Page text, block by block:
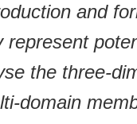
and
the three-
domain